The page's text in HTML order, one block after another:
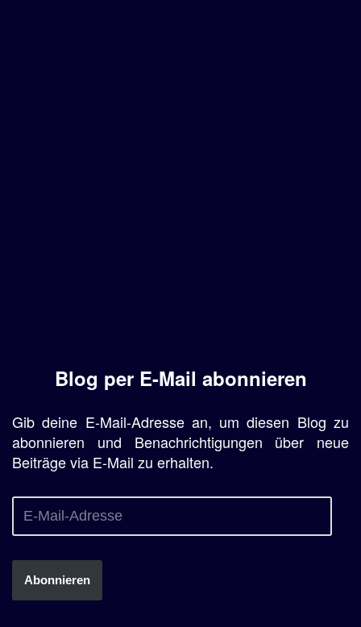
Blog per E-Mail abonnieren
Gib deine E-Mail-Adresse an, um diesen Blog zu
abonnieren und Benachrichtigungen über neue
Beiträge via E-Mail zu erhalten.
Abonnieren